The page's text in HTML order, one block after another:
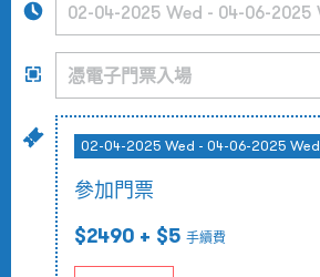
02-04-2025 Wed - 04-06-2025 Wed
參加門票
$2490 + $5 手續費